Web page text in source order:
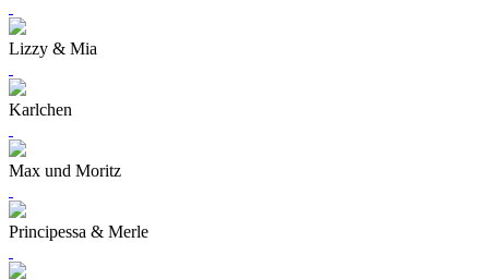
Lizzy & Mia
Karlchen
Max und Moritz
Principessa & Merle